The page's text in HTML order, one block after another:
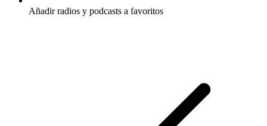
Añadir radios y podcasts a favoritos